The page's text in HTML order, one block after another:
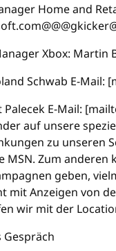
Home and
Xbox: Martin
Schwab E-
E-Mail:
auf unsere
zu unseren
MSN. Zum
geben,
mit Anzeigen von
wir mit der